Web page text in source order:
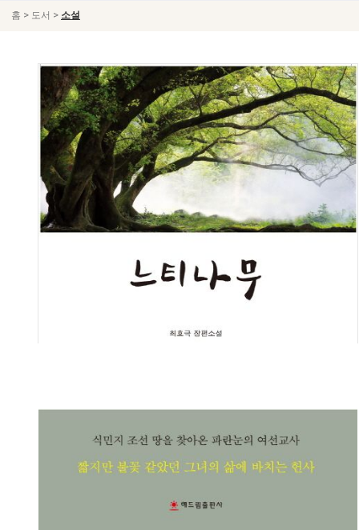
홈 > 도서 > 소설